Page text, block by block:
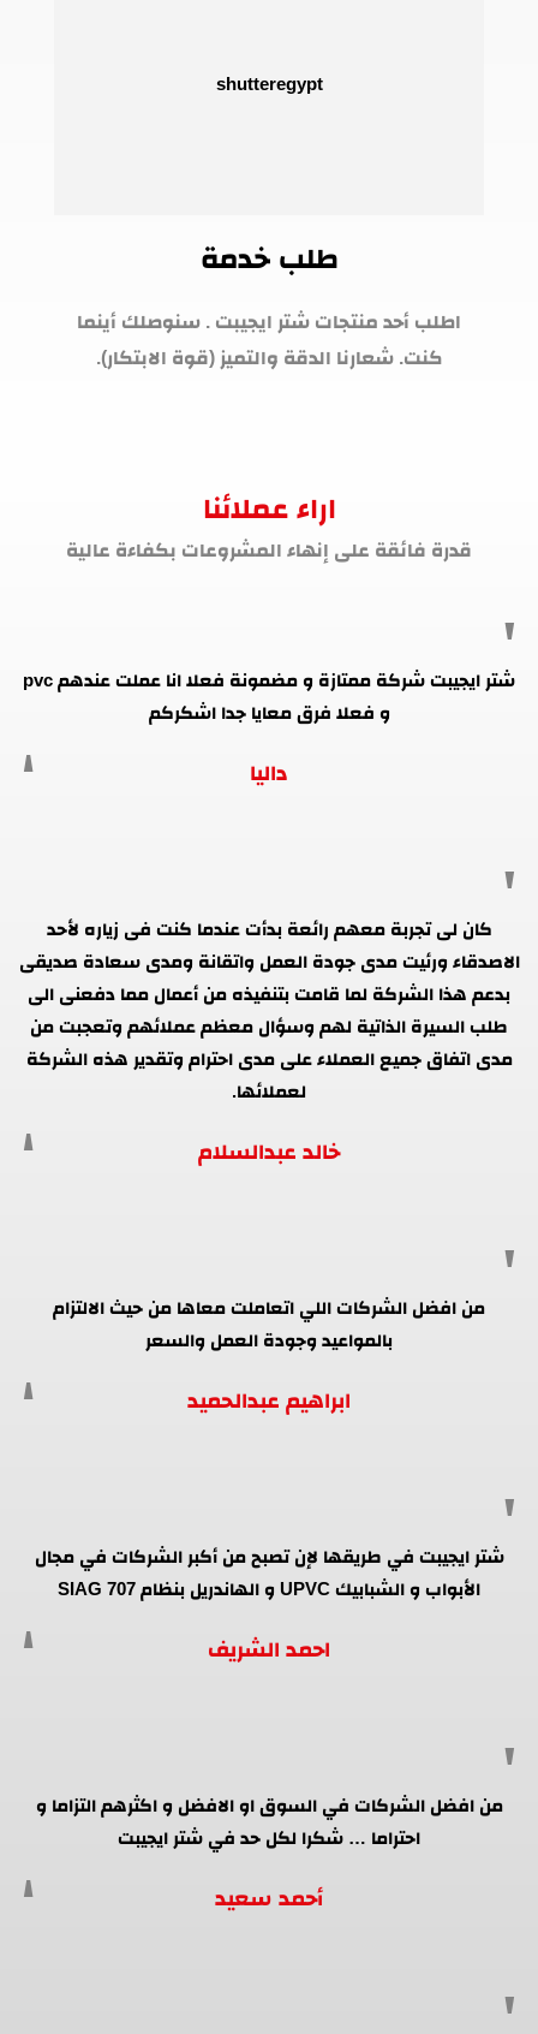
طلب خدمة
اطلب أحد منتجات شتر ايجيبت . سنوصلك أينما
كنت. شعارنا الدقة والتميز (قوة الابتكار).
اراء عملائنا
قدرة فائقة على إنهاء المشروعات بكفاءة عالية
شتر ايجيبت شركة ممتازة و مضمونة فعلا انا عملت عندهم pvc
و فعلا فرق معايا جدا اشكركم
داليا
كان لى تجربة معهم رائعة بدأت عندما كنت فى زياره لأحد
الاصدقاء ورئيت مدى جودة العمل واتقانة ومدى سعادة صديقى
بدعم هذا الشركة لما قامت بتنفيذه من أعمال مما دفعنى الى
طلب السيرة الذاتية لهم وسؤال معظم عملائهم وتعجبت من
مدى اتفاق جميع العملاء على مدى احترام وتقدير هذه الشركة
لعملائها.
خالد عبدالسلام
من افضل الشركات اللي اتعاملت معاها من حيث الالتزام
بالمواعيد وجودة العمل والسعر
ابراهيم عبدالحميد
شتر ايجيبت في طريقها لإن تصبح من أكبر الشركات في مجال
الأبواب و الشبابيك UPVC و الهاندريل بنظام SIAG 707
احمد الشريف
من افضل الشركات في السوق او الافضل و اكثرهم التزاما و
احتراما … شكرا لكل حد في شتر ايجيبت
أحمد سعيد